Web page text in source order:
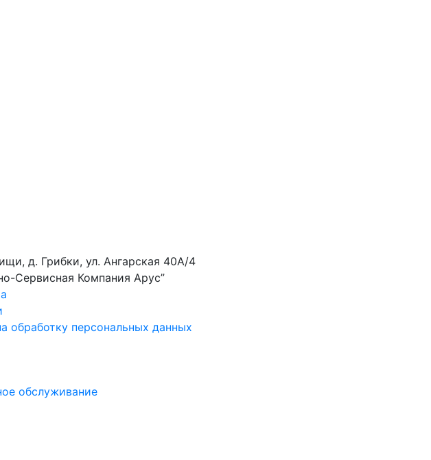
д. Грибки, ул. Ангарская 40А/4
Сервисная Компания Арус”
обработку персональных данных
обслуживание